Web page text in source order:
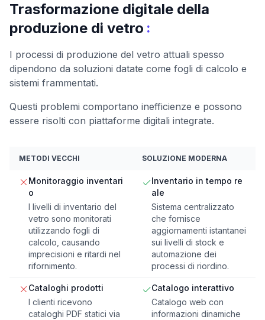
Trasformazione digitale della
produzione di vetro :
I processi di produzione del vetro attuali spesso
dipendono da soluzioni datate come fogli di calcolo e
sistemi frammentati.
Questi problemi comportano inefficienze e possono
essere risolti con piattaforme digitali integrate.
METODI VECCHI SOLUZIONE MODERNA
Monitoraggio inventari
o
I livelli di inventario del
vetro sono monitorati
utilizzando fogli di
calcolo, causando
imprecisioni e ritardi nel
rifornimento.
Inventario in tempo re
ale
Sistema centralizzato
che fornisce
aggiornamenti istantanei
sui livelli di stock e
automazione dei
processi di riordino.
Cataloghi prodotti
I clienti ricevono
cataloghi PDF statici via
Catalogo interattivo
Catalogo web con
informazioni dinamiche